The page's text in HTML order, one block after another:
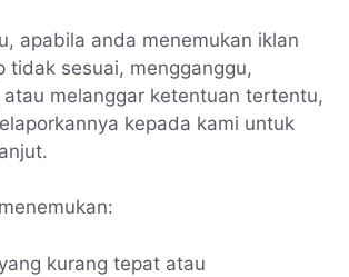
apabila anda menemukan iklan
tidak sesuai, mengganggu,
melanggar ketentuan tertentu,
kepada kami untuk
kurang tepat atau